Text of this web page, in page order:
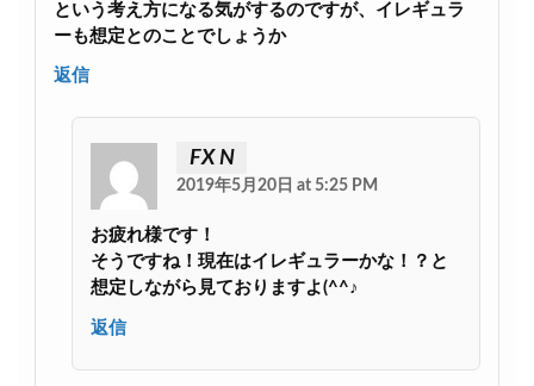
という考え方になる気がするのですが、イレギュラ
ーも想定とのことでしょうか
返信
FX N
2019年5月20日 at 5:25 PM
お疲れ様です！
そうですね！現在はイレギュラーかな！？と
想定しながら見ておりますよ(^^♪
返信